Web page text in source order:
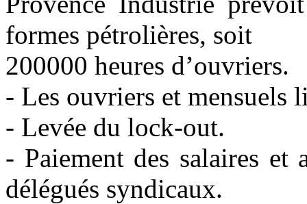
formes pétrolières, soit
200000 heures d’ouvriers.
- Les ouvriers et mensuels
- Levée du lock-out.
- Paiement des salaires
délégués syndicaux.